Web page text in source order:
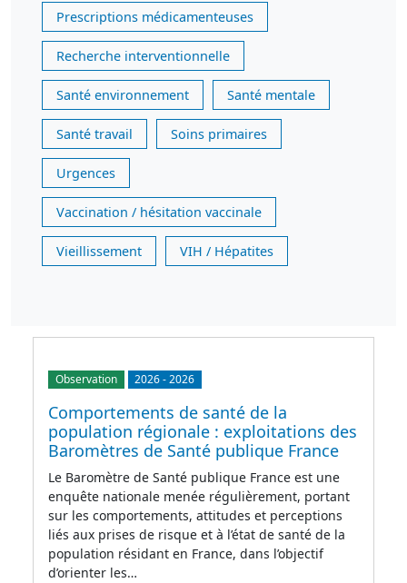
Prescriptions médicamenteuses
Recherche interventionnelle
Santé environnement Santé mentale
Santé travail Soins primaires
Urgences
Vaccination / hésitation vaccinale
Vieillissement VIH / Hépatites
Observation 2026-2026
Comportements de santé de la
population régionale : exploitations des
Baromètres de Santé publique France
Le Baromètre de Santé publique France est une
enquête nationale menée régulièrement, portant
sur les comportements, attitudes et perceptions
liés aux prises de risque et à l’état de santé de la
population résidant en France, dans l’objectif
d’orienter les…